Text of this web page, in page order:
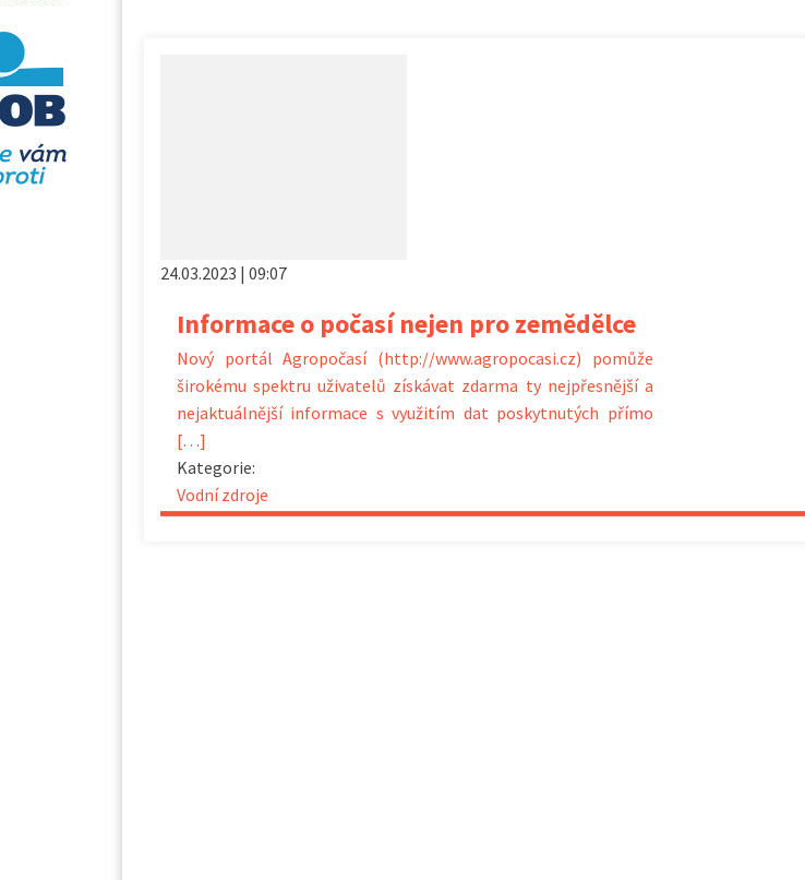
24.03.2023 | 09:07
Informace o počasí nejen pro zemědělce
Nový portál Agropočasí (http://www.agropocasi.cz) pomůže
širokému spektru uživatelů získávat zdarma ty nejpřesnější a
nejaktuálnější informace s využitím dat poskytnutých přímo
[…]
Kategorie:
Vodní zdroje